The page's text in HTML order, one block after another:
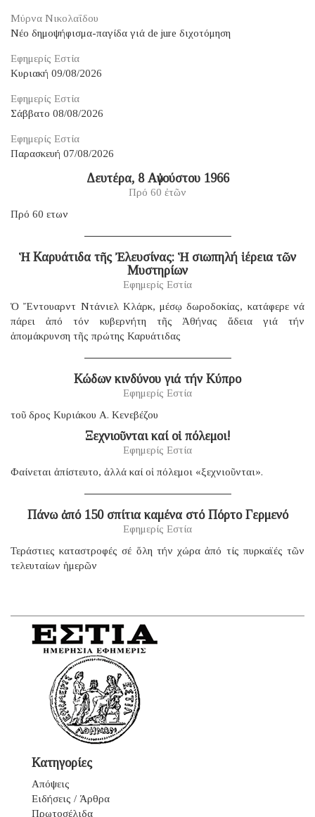
Μύρνα Νικολαΐδου
Νέο δημοψήφισμα-παγίδα γιά de jure διχοτόμηση
Εφημερίς Εστία
Κυριακή 09/08/2026
Εφημερίς Εστία
Σάββατο 08/08/2026
Εφημερίς Εστία
Παρασκευή 07/08/2026
Δευτέρα, 8 Αὐγούστου 1966
Πρό 60 ἐτῶν
Πρό 60 ετων
Ἡ Καρυάτιδα τῆς Ἐλευσίνας: Ἡ σιωπηλή ἱέρεια τῶν
Μυστηρίων
Εφημερίς Εστία
Ὁ Ἔντουαρντ Ντάνιελ Κλάρκ, μέσῳ δωροδοκίας, κατάφερε νά
πάρει ἀπό τόν κυβερνήτη τῆς Ἀθήνας ἄδεια γιά τήν
ἀπομάκρυνση τῆς πρώτης Καρυάτιδας
Κώδων κινδύνου γιά τήν Κύπρο
Εφημερίς Εστία
τοῦ δρος Κυριάκου Α. Κενεβέζου
Ξεχνιοῦνται καί οἱ πόλεμοι!
Εφημερίς Εστία
Φαίνεται ἀπίστευτο, ἀλλά καί οἱ πόλεμοι «ξεχνιοῦνται».
Πάνω ἀπό 150 σπίτια καμένα στό Πόρτο Γερμενό
Εφημερίς Εστία
Τεράστιες καταστροφές σέ ὅλη τήν χώρα ἀπό τίς πυρκαϊές τῶν
τελευταίων ἡμερῶν
Κατηγορίες
Απόψεις
Ειδήσεις / Άρθρα
Πρωτοσέλιδα